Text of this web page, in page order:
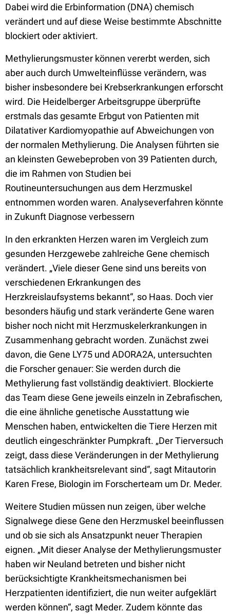
Dabei wird die Erbinformation (DNA) chemisch
verändert und auf diese Weise bestimmte Abschnitte
blockiert oder aktiviert.
Methylierungsmuster können vererbt werden, sich
aber auch durch Umwelteinflüsse verändern, was
bisher insbesondere bei Krebserkrankungen erforscht
wird. Die Heidelberger Arbeitsgruppe überprüfte
erstmals das gesamte Erbgut von Patienten mit
Dilatativer Kardiomyopathie auf Abweichungen von
der normalen Methylierung. Die Analysen führten sie
an kleinsten Gewebeproben von 39 Patienten durch,
die im Rahmen von Studien bei
Routineuntersuchungen aus dem Herzmuskel
entnommen worden waren. Analyseverfahren könnte
in Zukunft Diagnose verbessern
In den erkrankten Herzen waren im Vergleich zum
gesunden Herzgewebe zahlreiche Gene chemisch
verändert. „Viele dieser Gene sind uns bereits von
verschiedenen Erkrankungen des
Herzkreislaufsystems bekannt“, so Haas. Doch vier
besonders häufig und stark veränderte Gene waren
bisher noch nicht mit Herzmuskelerkrankungen in
Zusammenhang gebracht worden. Zunächst zwei
davon, die Gene LY75 und ADORA2A, untersuchten
die Forscher genauer: Sie werden durch die
Methylierung fast vollständig deaktiviert. Blockierte
das Team diese Gene jeweils einzeln in Zebrafischen,
die eine ähnliche genetische Ausstattung wie
Menschen haben, entwickelten die Tiere Herzen mit
deutlich eingeschränkter Pumpkraft. „Der Tierversuch
zeigt, dass diese Veränderungen in der Methylierung
tatsächlich krankheitsrelevant sind“, sagt Mitautorin
Karen Frese, Biologin im Forscherteam um Dr. Meder.
Weitere Studien müssen nun zeigen, über welche
Signalwege diese Gene den Herzmuskel beeinflussen
und ob sie sich als Ansatzpunkt neuer Therapien
eignen. „Mit dieser Analyse der Methylierungsmuster
haben wir Neuland betreten und bisher nicht
berücksichtigte Krankheitsmechanismen bei
Herzpatienten identifiziert, die nun weiter aufgeklärt
werden können“, sagt Meder. Zudem könnte das